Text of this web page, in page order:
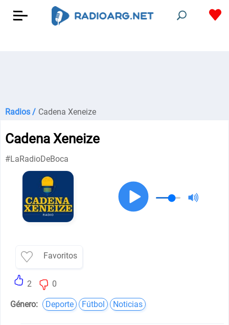
Radios / Cadena Xeneize
Cadena Xeneize
#LaRadioDeBoca
Favoritos
2 0
Género: Deporte Fútbol Noticias